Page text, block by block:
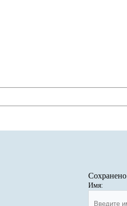
Сохранено
Имя: